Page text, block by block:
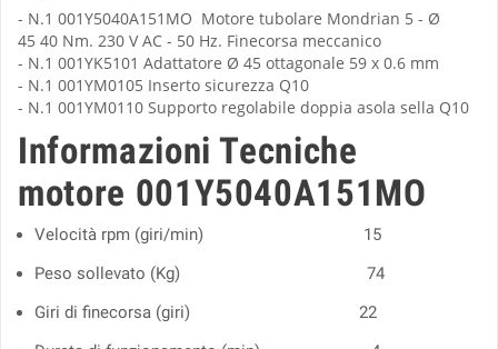
- N.1 001Y5040A151MO Motore tubolare Mondrian 5 - Ø
45 40 Nm. 230 V AC - 50 Hz. Finecorsa meccanico
- N.1 001YK5101 Adattatore Ø 45 ottagonale 59 x 0.6 mm
- N.1 001YM0105 Inserto sicurezza Q10
- N.1 001YM0110 Supporto regolabile doppia asola sella Q10
Informazioni Tecniche
motore 001Y5040A151MO
Velocità rpm (giri/min) 15
Peso sollevato (Kg) 74
Giri di finecorsa (giri) 22